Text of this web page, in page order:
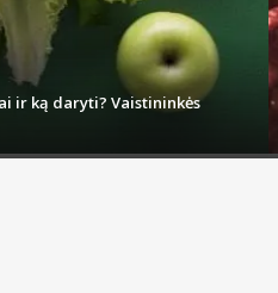
ir ką daryti? Vaistininkės